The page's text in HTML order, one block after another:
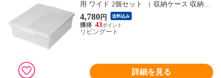
用 ワイド 2個セット （ 収納ケース 収納ボ
ックス 収納 漫画 ケース コミック ボック
ス フタ付き クリア 大容量 日本製 簡易キ
ャスター 積み重ね プラスチック 本 マンガ
4,780円 送料込み
43
リビングート
詳細を見る